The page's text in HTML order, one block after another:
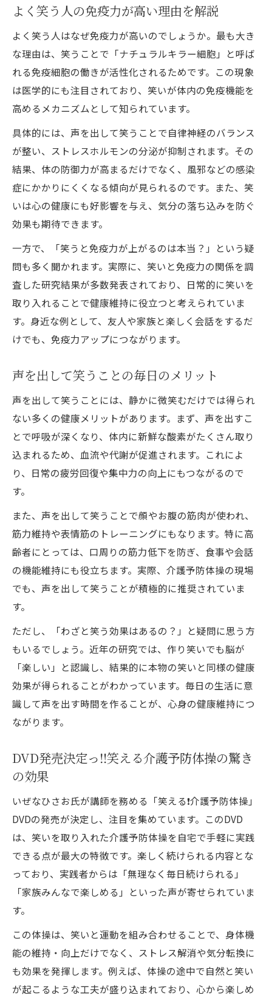
笑いの効果を日常で活かす具体的な方法
笑いと心理学の関係を徹底解説
笑いの効果と心理学の最新知見を紹介
DVD発売決定っ‼️笑いと心身の科学的つなが
り
講師いぜなひさお氏が語る笑いの心理的メ
リット
笑うこと メリットと心理的リラックス効果
ストレス軽減に役立つ笑いのメカニズム
習慣化しやすい笑いの工夫と実践ポイント
楽しく続く笑い習慣の作り方とコツ
DVD発売決定っ‼️毎日取り入れる体操の工夫
講師いぜなひさお氏直伝の実践ポイント
笑いのデメリットも知って無理なく習慣化
声を出して笑う効果的なタイミングとは
よく笑う人の免疫力が高い理由を解説
よく笑う人はなぜ免疫力が高いのでしょうか。最も大き
な理由は、笑うことで「ナチュラルキラー細胞」と呼ば
れる免疫細胞の働きが活性化されるためです。この現象
は医学的にも注目されており、笑いが体内の免疫機能を
高めるメカニズムとして知られています。
具体的には、声を出して笑うことで自律神経のバランス
が整い、ストレスホルモンの分泌が抑制されます。その
結果、体の防御力が高まるだけでなく、風邪などの感染
症にかかりにくくなる傾向が見られるのです。また、笑
いは心の健康にも好影響を与え、気分の落ち込みを防ぐ
効果も期待できます。
一方で、「笑うと免疫力が上がるのは本当？」という疑
問も多く聞かれます。実際に、笑いと免疫力の関係を調
査した研究結果が多数発表されており、日常的に笑いを
取り入れることで健康維持に役立つと考えられていま
す。身近な例として、友人や家族と楽しく会話をするだ
けでも、免疫力アップにつながります。
声を出して笑うことの毎日のメリット
声を出して笑うことには、静かに微笑むだけでは得られ
ない多くの健康メリットがあります。まず、声を出すこ
とで呼吸が深くなり、体内に新鮮な酸素がたくさん取り
込まれるため、血流や代謝が促進されます。これによ
り、日常の疲労回復や集中力の向上にもつながるので
す。
また、声を出して笑うことで顔やお腹の筋肉が使われ、
筋力維持や表情筋のトレーニングにもなります。特に高
齢者にとっては、口周りの筋力低下を防ぎ、食事や会話
の機能維持にも役立ちます。実際、介護予防体操の現場
でも、声を出して笑うことが積極的に推奨されていま
す。
ただし、「わざと笑う効果はあるの？」と疑問に思う方
もいるでしょう。近年の研究では、作り笑いでも脳が
「楽しい」と認識し、結果的に本物の笑いと同様の健康
効果が得られることがわかっています。毎日の生活に意
識して声を出す時間を作ることが、心身の健康維持につ
ながります。
DVD発売決定っ‼️笑える介護予防体操の驚き
の効果
いぜなひさお氏が講師を務める「笑える❗️介護予防体操」
DVDの発売が決定し、注目を集めています。このDVD
は、笑いを取り入れた介護予防体操を自宅で手軽に実践
できる点が最大の特徴です。楽しく続けられる内容とな
っており、実践者からは「無理なく毎日続けられる」
「家族みんなで楽しめる」といった声が寄せられていま
す。
この体操は、笑いと運動を組み合わせることで、身体機
能の維持・向上だけでなく、ストレス解消や気分転換に
も効果を発揮します。例えば、体操の途中で自然と笑い
が起こるような工夫が盛り込まれており、心から楽しめ